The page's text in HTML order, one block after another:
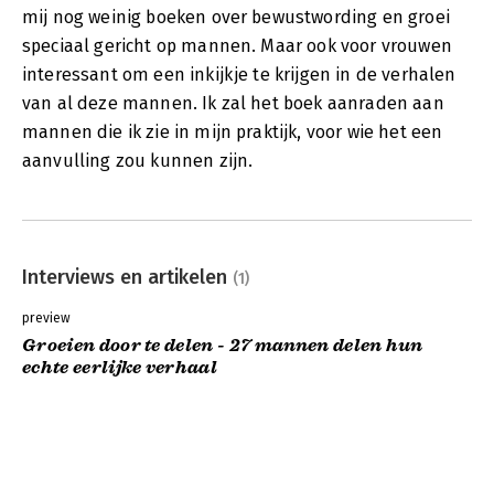
mij nog weinig boeken over bewustwording en groei
speciaal gericht op mannen. Maar ook voor vrouwen
interessant om een inkijkje te krijgen in de verhalen
van al deze mannen. Ik zal het boek aanraden aan
mannen die ik zie in mijn praktijk, voor wie het een
aanvulling zou kunnen zijn.
Interviews en artikelen (1)
preview
Groeien door te delen - 27 mannen delen hun
echte eerlijke verhaal